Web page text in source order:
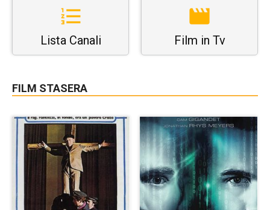
Lista Canali Film in Tv
FILM STASERA